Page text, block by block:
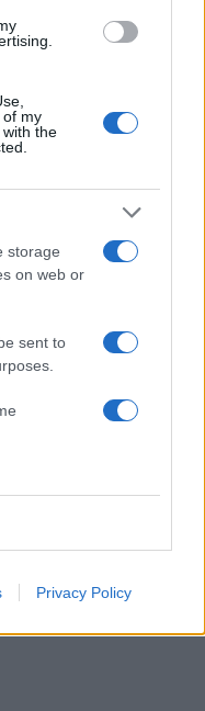
of my
the
storage
on web or
sent to
Privacy Policy
στη νησιωτική
στην
και κατά τόπους
Κελσίου.
τοπικές νεφώσεις
–
ορεινά,
βόρεια θα
θα εκδηλωθούν
σε υψηλά για την